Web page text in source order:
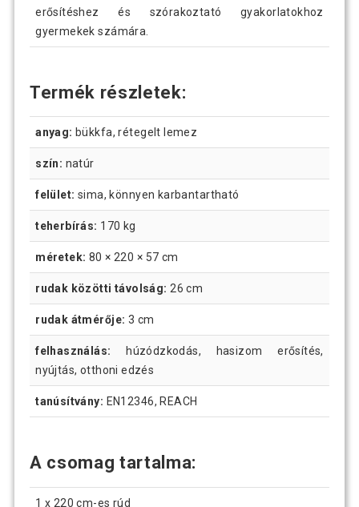
erősítéshez és szórakoztató gyakorlatokhoz
gyermekek számára.
Termék részletek:
anyag: bükkfa, rétegelt lemez
szín: natúr
felület: sima, könnyen karbantartható
teherbírás: 170 kg
méretek: 80 × 220 × 57 cm
rudak közötti távolság: 26 cm
rudak átmérője: 3 cm
felhasználás: húzódzkodás, hasizom erősítés,
nyújtás, otthoni edzés
tanúsítvány: EN12346, REACH
A csomag tartalma:
1 x 220 cm-es rúd